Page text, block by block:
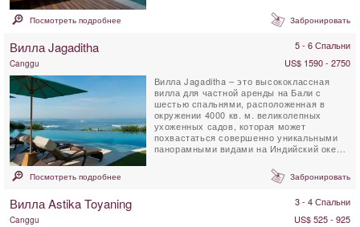
Посмотреть подробнее Забронировать
Вилла Jagaditha 5 - 6 Спальни
Canggu
US$ 1590 - 2750
Вилла Jagaditha – это высококлассная
вилла для частной аренды на Бали с
шестью спальнями, расположенная в
окружении 4000 кв. м. великолепных
ухоженных садов, которая может
похвастаться совершенно уникальными
панорамными видами на Индийский океан.
Посмотреть подробнее Забронировать
Вилла Astika Toyaning 3 - 4 Спальни
Canggu
US$ 525 - 925